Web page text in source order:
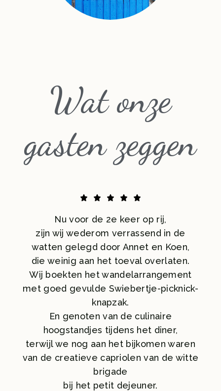
Wat onze
gasten zeggen
Nu voor de 2e keer op rij,
zijn wij wederom verrassend in de
watten gelegd door Annet en Koen,
die weinig aan het toeval overlaten.
Wij boekten het wandelarrangement
met goed gevulde Swiebertje-picknick-
knapzak.
En genoten van de culinaire
hoogstandjes tijdens het diner,
terwijl we nog aan het bijkomen waren
van de creatieve capriolen van de witte
brigade
bij het petit dejeuner.